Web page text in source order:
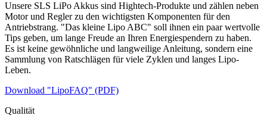
Unsere SLS LiPo Akkus sind Hightech-Produkte und zählen neben
Motor und Regler zu den wichtigsten Komponenten für den
Antriebstrang. "Das kleine Lipo ABC" soll ihnen ein paar wertvolle
Tips geben, um lange Freude an Ihren Energiespendern zu haben.
Es ist keine gewöhnliche und langweilige Anleitung, sondern eine
Sammlung von Ratschlägen für viele Zyklen und langes Lipo-
Leben.
Download "LipoFAQ" (PDF)
Qualität